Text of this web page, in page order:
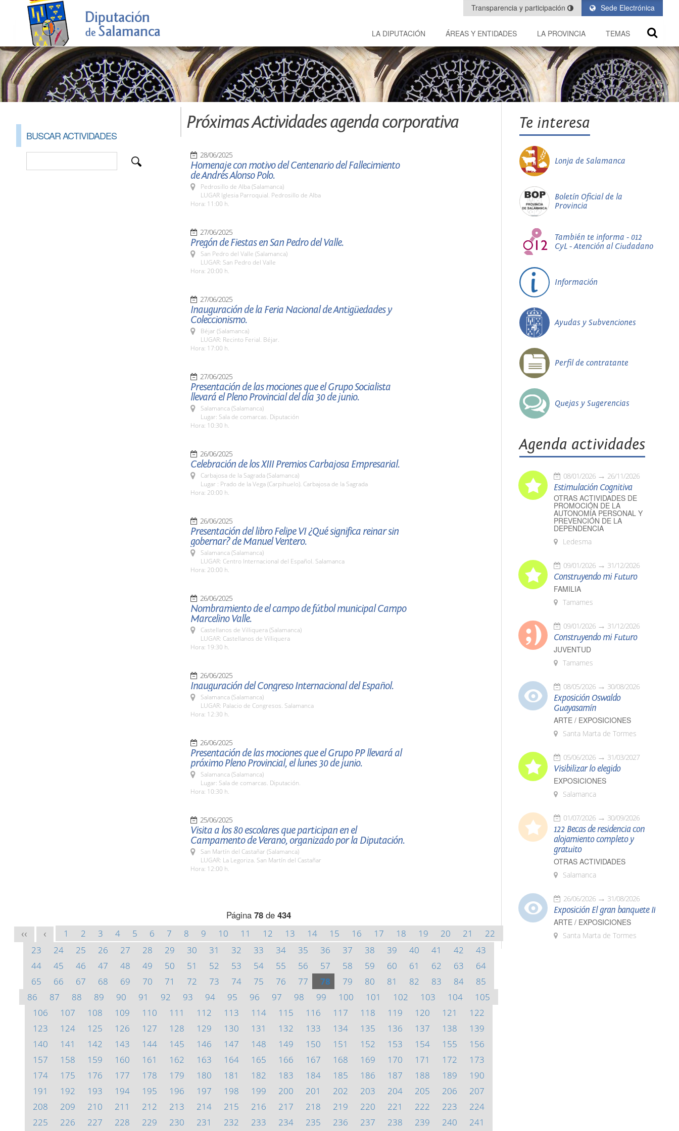
Sede Electrónica
Transparencia y participación
LA DIPUTACIÓN ÁREAS Y ENTIDADES LA PROVINCIA TEMAS
BUSCAR ACTIVIDADES
Próximas Actividades agenda corporativa
28/06/2025
Homenaje con motivo del Centenario del Fallecimiento
de Andrés Alonso Polo.
Pedrosillo de Alba (Salamanca)
LUGAR Iglesia Parroquial. Pedrosillo de Alba
Hora: 11:00 h.
27/06/2025
Pregón de Fiestas en San Pedro del Valle.
San Pedro del Valle (Salamanca)
LUGAR: San Pedro del Valle
Hora: 20:00 h.
27/06/2025
Inauguración de la Feria Nacional de Antigüedades y
Coleccionismo.
Béjar (Salamanca)
LUGAR: Recinto Ferial. Béjar.
Hora: 17:00 h.
27/06/2025
Presentación de las mociones que el Grupo Socialista
llevará el Pleno Provincial del día 30 de junio.
Salamanca (Salamanca)
Lugar: Sala de comarcas. Diputación
Hora: 10:30 h.
26/06/2025
Celebración de los XIII Premios Carbajosa Empresarial.
Carbajosa de la Sagrada (Salamanca)
Lugar : Prado de la Vega (Carpihuelo). Carbajosa de la Sagrada
Hora: 20:00 h.
26/06/2025
Presentación del libro Felipe VI ¿Qué significa reinar sin
gobernar? de Manuel Ventero.
Salamanca (Salamanca)
LUGAR: Centro Internacional del Español. Salamanca
Hora: 20:00 h.
26/06/2025
Nombramiento de el campo de fútbol municipal Campo
Marcelino Valle.
Castellanos de Villiquera (Salamanca)
LUGAR: Castellanos de Villiquera
Hora: 19:30 h.
26/06/2025
Inauguración del Congreso Internacional del Español.
Salamanca (Salamanca)
LUGAR: Palacio de Congresos. Salamanca
Hora: 12:30 h.
26/06/2025
Presentación de las mociones que el Grupo PP llevará al
próximo Pleno Provincial, el lunes 30 de junio.
Salamanca (Salamanca)
Lugar: Sala de comarcas. Diputación.
Hora: 10:30 h.
25/06/2025
Visita a los 80 escolares que participan en el
Campamento de Verano, organizado por la Diputación.
San Martín del Castañar (Salamanca)
LUGAR: La Legoriza. San Martín del Castañar
Hora: 12:00 h.
Página 78 de 434
<< < 1 2 3 4 5 6 7 8 9 10 11 12 13 14 15 16 17 18 19 20 21
22
23
24 25 26 27 28 29 30 31 32 33 34 35 36 37 38 39 40 41 42
43
44
45 46 47 48 49 50 51 52 53 54 55 56 57 58 59 60 61 62 63
64
65
66 67 68 69 70 71 72 73 74 75 76 77 78 79 80 81 82 83 84
85
86
87 88 89 90 91 92 93 94 95 96 97 98 99 100 101 102 103 104
105
106
107 108 109 110 111 112 113 114 115 116 117 118 119 120 121
122
123
124 125 126 127 128 129 130 131 132 133 134 135 136 137 138
139
140
141 142 143 144 145 146 147 148 149 150 151 152 153 154 155
156
157
158 159 160 161 162 163 164 165 166 167 168 169 170 171 172
173
174
175 176 177 178 179 180 181 182 183 184 185 186 187 188 189
190
191
192 193 194 195 196 197 198 199 200 201 202 203 204 205 206
207
208
209 210 211 212 213 214 215 216 217 218 219 220 221 222 223
224
225
226 227 228 229 230 231 232 233 234 235 236 237 238 239 240 241
Te interesa
Lonja de Salamanca
Boletín Oficial de la
Provincia
También te informa - 012
CyL - Atención al Ciudadano
Información
Ayudas y Subvenciones
Perfil de contratante
Quejas y Sugerencias
Agenda actividades
08/01/2026 26/11/2026
Estimulación Cognitiva
OTRAS ACTIVIDADES DE
PROMOCIÓN DE LA
AUTONOMÍA PERSONAL Y
PREVENCIÓN DE LA
DEPENDENCIA
Ledesma
09/01/2026 31/12/2026
Construyendo mi Futuro
FAMILIA
Tamames
09/01/2026 31/12/2026
Construyendo mi Futuro
JUVENTUD
Tamames
08/05/2026 30/08/2026
Exposición Oswaldo
Guayasamín
ARTE / EXPOSICIONES
Santa Marta de Tormes
05/06/2026 31/03/2027
Visibilizar lo elegido
EXPOSICIONES
Salamanca
01/07/2026 30/09/2026
122 Becas de residencia con
alojamiento completo y
gratuito
OTRAS ACTIVIDADES
Salamanca
26/06/2026 31/08/2026
Exposición El gran banquete II
ARTE / EXPOSICIONES
Santa Marta de Tormes